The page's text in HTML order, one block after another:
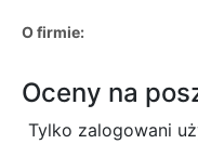
O firmie:
Oceny na
Tylko zalogowani